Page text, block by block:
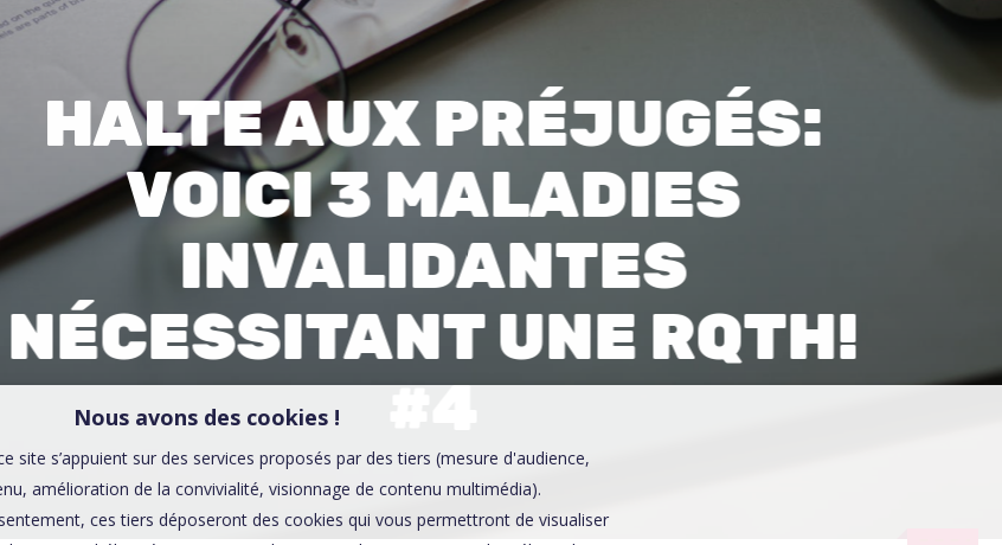
HALTE AUX PRÉJUGÉS:
VOICI 3 MALADIES
INVALIDANTES
NÉCESSITANT UNE RQTH!
#4
00:00
Nous avons des cookies !
site s’appuient sur des services proposés par des tiers (mesure d'audience,
amélioration de la convivialité, visionnage de contenu multimédia).
ces tiers déposeront des cookies qui vous permettront de visualiser